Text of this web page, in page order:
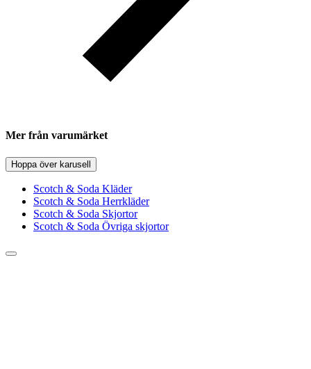
Mer från varumärket
Hoppa över karusell
Scotch & Soda Kläder
Scotch & Soda Herrkläder
Scotch & Soda Skjortor
Scotch & Soda Övriga skjortor